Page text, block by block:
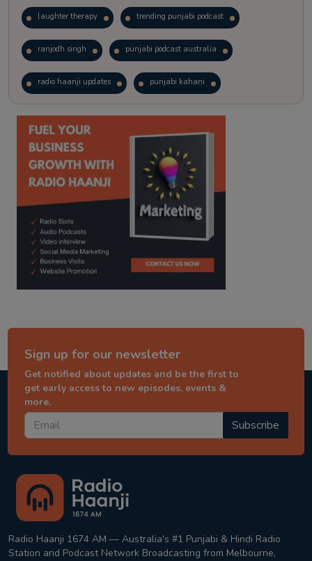
laughter therapy trending punjabi podcast
ranjodh singh punjabi podcast australia
radio haanji updates punjabi kahani
kitaab kahani punjabi story
Sign up for our newsletter
Get notified about updates and be the first to
get early access to new episodes, events &
more.
Subscribe
Radio Haanji 1674 AM — Australia's #1 Punjabi & Hindi Radio
Station and Podcast Network Broadcasting from Melbourne,